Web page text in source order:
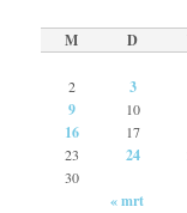
M D
2
3
9 10
16 17
23
24
30
« mrt